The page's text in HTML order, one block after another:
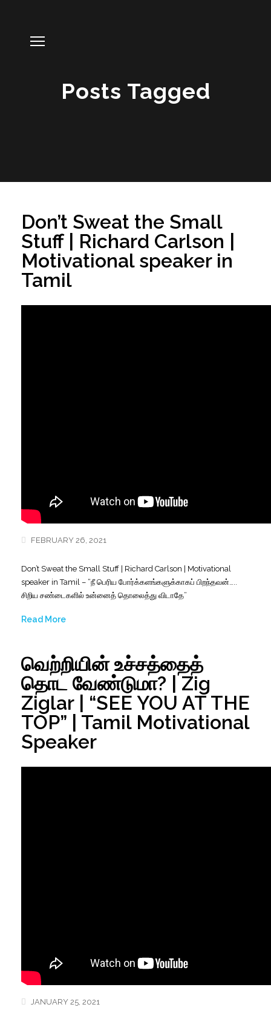
Posts Tagged
Don’t Sweat the Small
Stuff | Richard Carlson |
Motivational speaker in
Tamil
FEBRUARY 26, 2021
Don’t Sweat the Small Stuff | Richard Carlson | Motivational
speaker in Tamil – “நீ பெரிய போர்க்களங்களுக்காகப் பிறந்தவன்…..
சிறிய சண்டைகளில் உன்னைத் தொலைத்து விடாதே”
Read More
வெற்றியின் உச்சத்தைத்
தொட வேண்டுமா? | Zig
Ziglar | “SEE YOU AT THE
TOP” | Tamil Motivational
Speaker
JANUARY 25, 2021